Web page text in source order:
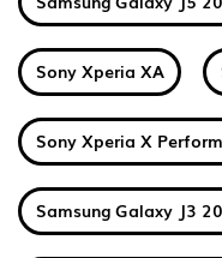
Sony Xperia XA
Sony Xperia X
Samsung Galaxy J3